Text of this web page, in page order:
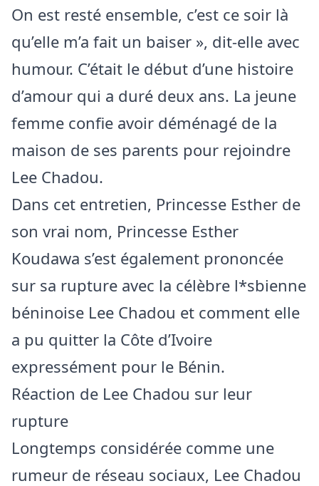
On est resté ensemble, c’est ce soir là
qu’elle m’a fait un baiser », dit-elle avec
humour. C’était le début d’une histoire
d’amour qui a duré deux ans. La jeune
femme confie avoir déménagé de la
maison de ses parents pour rejoindre
Lee Chadou.
Dans cet entretien, Princesse Esther de
son vrai nom, Princesse Esther
Koudawa s’est également prononcée
sur sa rupture avec la célèbre l*sbienne
béninoise Lee Chadou et comment elle
a pu quitter la Côte d’Ivoire
expressément pour le Bénin.
Réaction de Lee Chadou sur leur
rupture
Longtemps considérée comme une
rumeur de réseau sociaux, Lee Chadou